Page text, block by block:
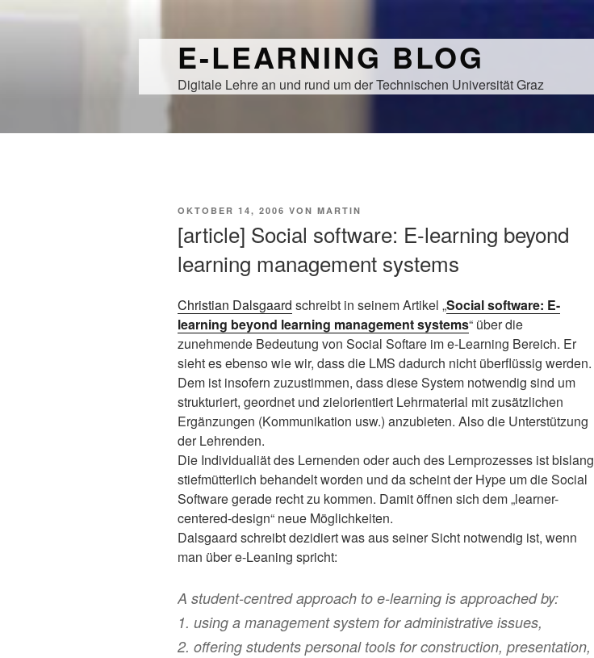
E-LEARNING BLOG
Digitale Lehre an und rund um der Technischen Universität Graz
VERÖFFENTLICHT
OKTOBER 14, 2006 VON MARTIN
[article] Social software: E-learning beyond
learning management systems
Christian Dalsgaard schreibt in seinem Artikel „Social software: E-
learning beyond learning management systems“ über die
zunehmende Bedeutung von Social Softare im e-Learning Bereich. Er
sieht es ebenso wie wir, dass die LMS dadurch nicht überflüssig werden.
Dem ist insofern zuzustimmen, dass diese System notwendig sind um
strukturiert, geordnet und zielorientiert Lehrmaterial mit zusätzlichen
Ergänzungen (Kommunikation usw.) anzubieten. Also die Unterstützung
der Lehrenden.
Die Individualiät des Lernenden oder auch des Lernprozesses ist bislang
stiefmütterlich behandelt worden und da scheint der Hype um die Social
Software gerade recht zu kommen. Damit öffnen sich dem „learner-
centered-design“ neue Möglichkeiten.
Dalsgaard schreibt dezidiert was aus seiner Sicht notwendig ist, wenn
man über e-Leaning spricht:
A student-centred approach to e-learning is approached by:
1. using a management system for administrative issues,
2. offering students personal tools for construction, presentation,